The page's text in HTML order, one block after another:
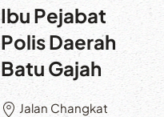
Ibu Pejabat
Polis Daerah
Batu Gajah
Jalan Changkat